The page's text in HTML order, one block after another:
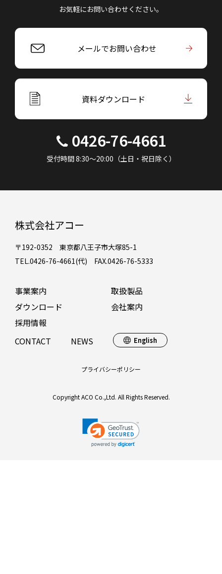
お気軽にお問い合わせください。
メールでお問い合わせ
資料ダウンロード
0426-76-4661
受付時間 8:30～20:00（土日・祝日除く）
株式会社アコー
〒192-0352 東京都八王子市大塚85-1
TEL.0426-76-4661(代) FAX.0426-76-5333
事業案内
取扱製品
ダウンロード
会社案内
採用情報
CONTACT
NEWS English
プライバシーポリシー
Copyright ACO Co.,Ltd. All Rights Reserved.